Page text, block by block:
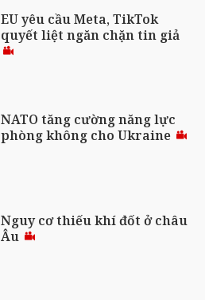
EU yêu cầu Meta, TikTok
quyết liệt ngăn chặn tin giả
NATO tăng cường năng lực
phòng không cho Ukraine
Nguy cơ thiếu khí đốt ở châu
Âu